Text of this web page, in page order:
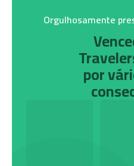
Orgulhosamente
por